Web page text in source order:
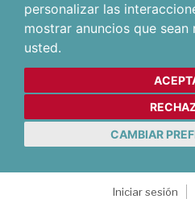
personalizar las
mostrar anuncios que sean
usted.
CAMBIAR
Iniciar sesión